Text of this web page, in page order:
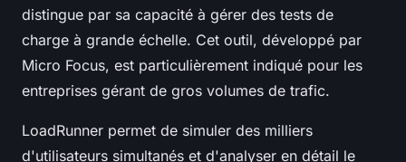
distingue par sa capacité à gérer des tests de
charge à grande échelle. Cet outil, développé par
Micro Focus, est particulièrement indiqué pour les
entreprises gérant de gros volumes de trafic.
LoadRunner permet de simuler des milliers
d'utilisateurs simultanés et d'analyser en détail le